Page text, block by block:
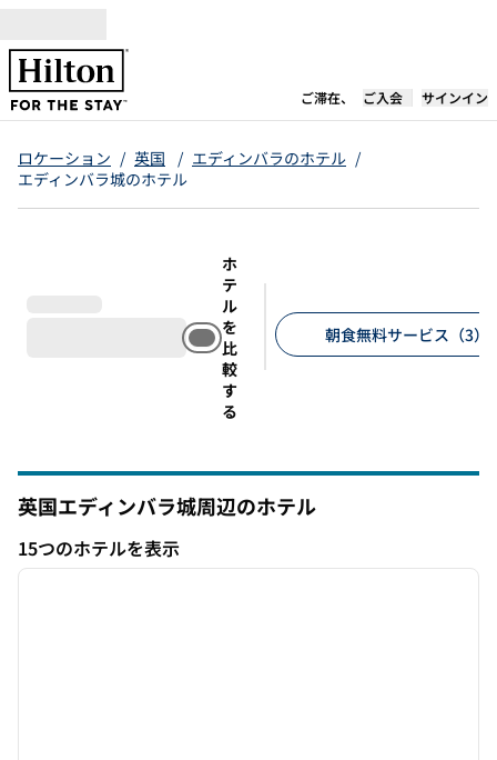
ご滞在、 新しいタブで開
ご入会 サインイン
ロケーション / 英国 / エディンバラのホテル /
エディンバラ城のホテル
ホ
テ
ル
を
比
較
す
る
朝食無料サービス（3）
英国エディンバラ城周辺のホテル
15つのホテルを表示
15つのホテルを表示
1/12
次の